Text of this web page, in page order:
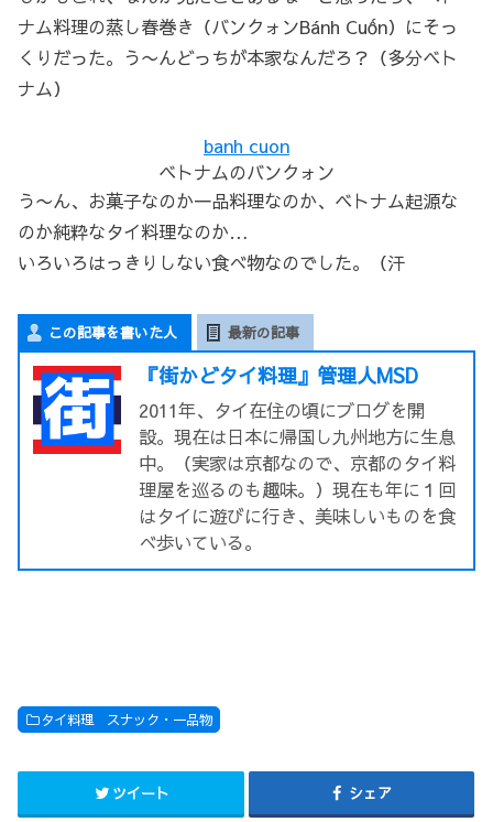
ナム料理の蒸し春巻き（バンクォンBánh Cuốn）にそっ
くりだった。う〜んどっちが本家なんだろ？（多分ベト
ナム）
banh cuon
ベトナムのバンクォン
う〜ん、お菓子なのか一品料理なのか、ベトナム起源な
のか純粋なタイ料理なのか…
いろいろはっきりしない食べ物なのでした。（汗
この記事を書いた人 最新の記事
『街かどタイ料理』管理人MSD
2011年、タイ在住の頃にブログを開
設。現在は日本に帰国し九州地方に生息
中。（実家は京都なので、京都のタイ料
理屋を巡るのも趣味。）現在も年に１回
はタイに遊びに行き、美味しいものを食
べ歩いている。
タイ料理 スナック・一品物
ツイート シェア